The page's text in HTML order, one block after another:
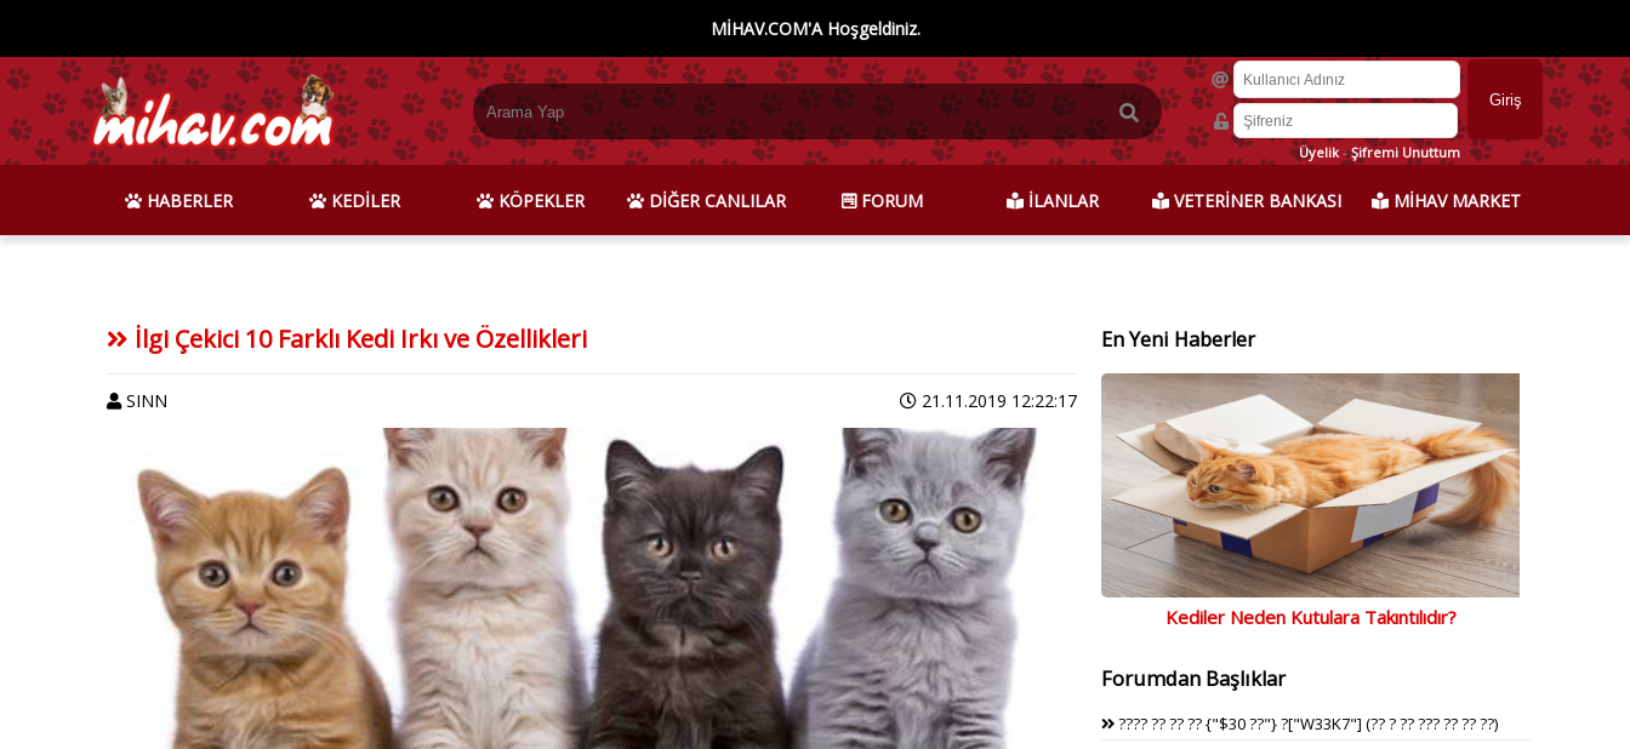
MİHAV.COM'A Hoşgeldiniz.
Üyelik-Şifremi Unuttum
HABERLER KEDİLER KÖPEKLER DİĞER CANLILAR FORUM İLANLAR VETERİNER BANKASI MİHAV MARKET
İlgi Çekici 10 Farklı Kedi Irkı ve Özellikleri
SINN 21.11.2019 12:22:17
En Yeni Haberler
Kediler Neden Kutulara Takıntılıdır?
Forumdan Başlıklar
???? ?? ?? ?? {"$30 ??"} ?["W33K7"] (?? ? ?? ??? ?? ?? ??)